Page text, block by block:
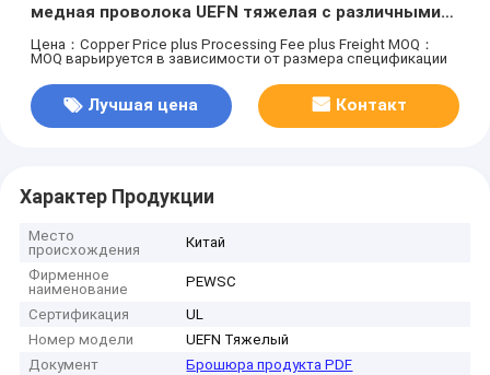
медная проволока UEFN тяжелая с различными
цветами UL одобрение
Цена：Copper Price plus Processing Fee plus Freight MOQ：
MOQ варьируется в зависимости от размера спецификации
Лучшая цена Контакт
Характер Продукции
Место
происхождения
Китай
Фирменное
наименование
PEWSC
Сертификация
UL
Номер модели
UEFN Тяжелый
Документ
Брошюра продукта PDF